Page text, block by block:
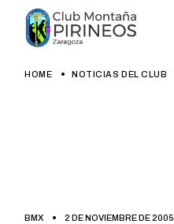
content
HOME NOTICIAS DEL CLUB
BMX 2 DE NOVIEMBRE DE 2005